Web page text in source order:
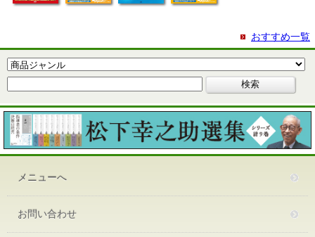
おすすめ一覧
メニューへ
お問い合わせ